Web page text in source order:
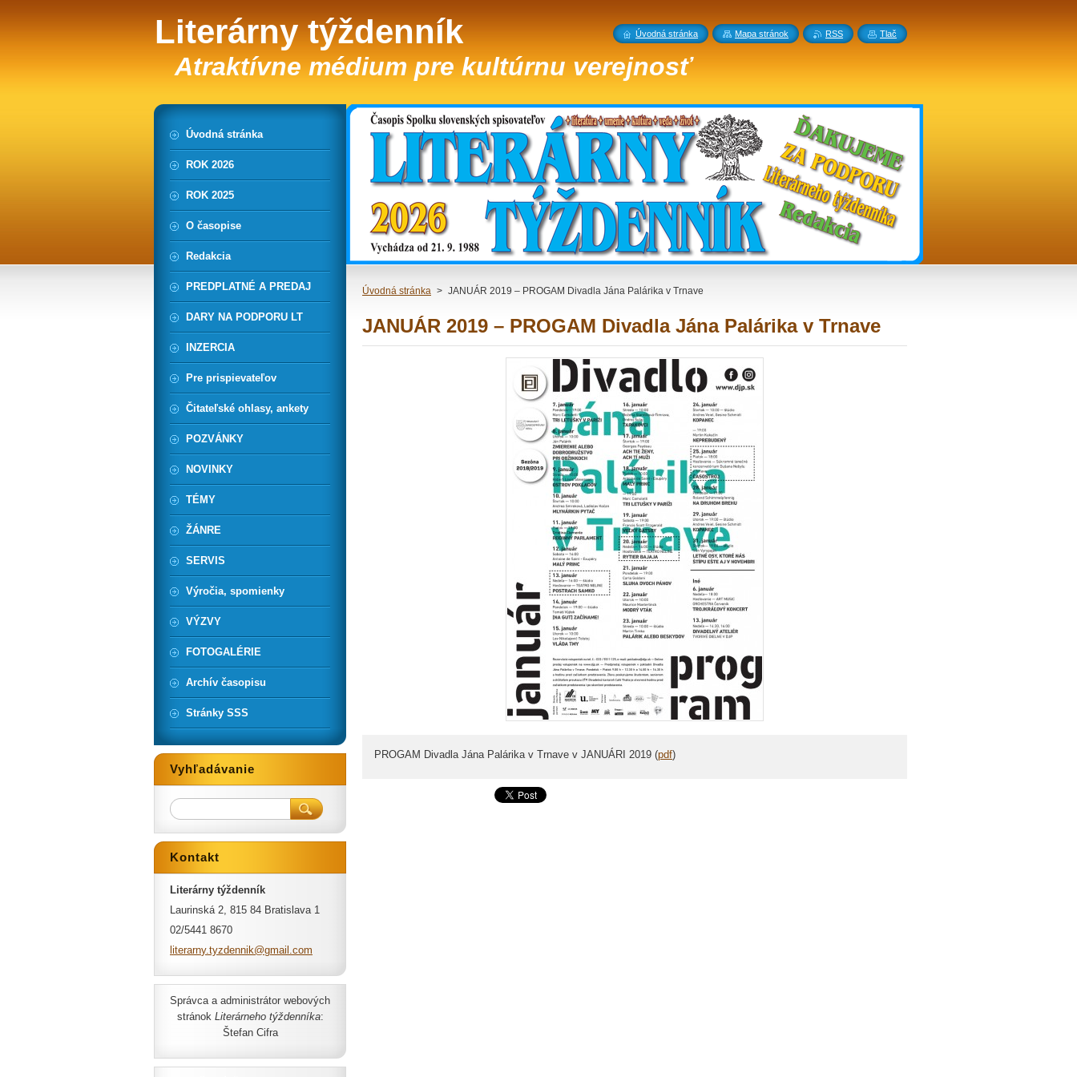
Literárny týždenník
Atraktívne médium pre kultúrnu verejnosť
Úvodná stránka > JANUÁR 2019 – PROGAM Divadla Jána Palárika v Trnave
JANUÁR 2019 – PROGAM Divadla Jána Palárika v Trnave
PROGAM Divadla Jána Palárika v Trnave v JANUÁRI 2019 (pdf)
Úvodná stránka
ROK 2026
ROK 2025
O časopise
Redakcia
PREDPLATNÉ A PREDAJ
DARY NA PODPORU LT
INZERCIA
Pre prispievateľov
Čitateľské ohlasy, ankety
POZVÁNKY
NOVINKY
TÉMY
ŽÁNRE
SERVIS
Výročia, spomienky
VÝZVY
FOTOGALÉRIE
Archív časopisu
Stránky SSS
Vyhľadávanie
Kontakt
Literárny týždenník
Laurinská 2, 815 84 Bratislava 1
02/5441 8670
literarny.tyzdennik@gmai l.com
Správca a administrátor webových
stránok Literárneho týždenníka:
Štefan Cifra
Úvodná stránka Mapa stránok RSS Tlač